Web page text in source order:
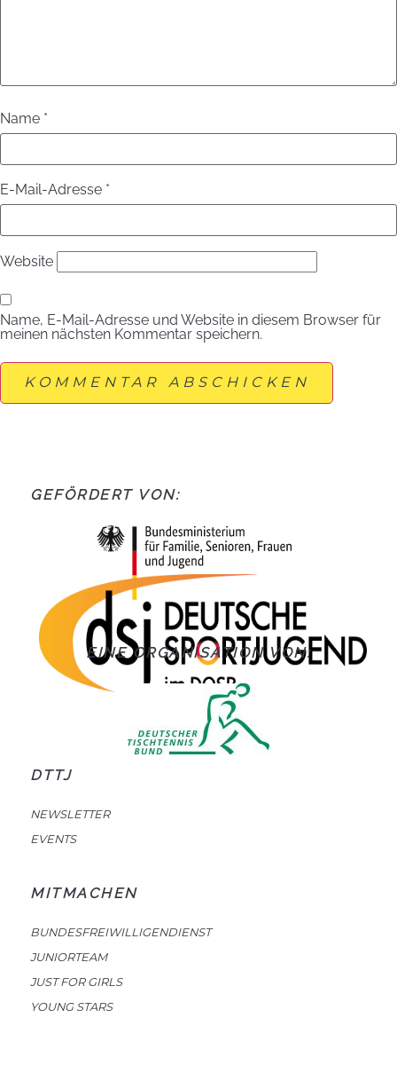
Name *
E-Mail-Adresse *
Website
Name, E-Mail-Adresse und Website in diesem Browser für
meinen nächsten Kommentar speichern.
GEFÖRDERT VON:
EINE ORGANISATION VON:
DTTJ
NEWSLETTER
EVENTS
MITMACHEN
BUNDESFREIWILLIGENDIENST
JUNIORTEAM
JUST FOR GIRLS
YOUNG STARS